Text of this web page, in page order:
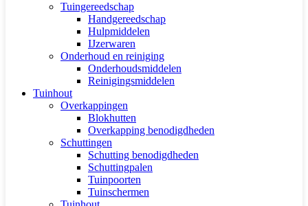
Tuingereedschap
Handgereedschap
Hulpmiddelen
IJzerwaren
Onderhoud en reiniging
Onderhoudsmiddelen
Reinigingsmiddelen
Tuinhout
Overkappingen
Blokhutten
Overkapping benodigdheden
Schuttingen
Schutting benodigdheden
Schuttingpalen
Tuinpoorten
Tuinschermen